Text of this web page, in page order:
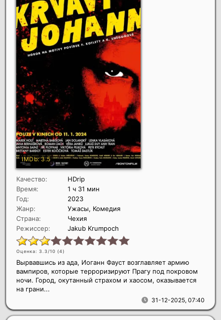
Качество:
HDrip
Время:
1 ч 31 мин
Год:
2023
Жанр:
Ужасы, Комедия
Страна:
Чехия
Режиссер:
Jakub Krumpoch
Оценка: 3.3/10 (4)
31-12-2025, 07:40
Вырвавшись из ада, Иоганн Фауст возглавляет армию
вампиров, которые терроризируют Прагу под покровом
ночи. Город, окутанный страхом и хаосом, оказывается
на грани...